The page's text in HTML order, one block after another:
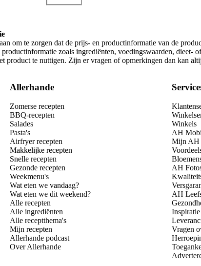
om te zorgen dat de prijs- en productinformatie van de
zoals ingrediënten, voedingswaarden, dieet-
product te nuttigen. Zijn er vragen of opmerkingen dan kan
Allerhande
Zomerse recepten
BBQ-recepten
Salades
Pasta's
Airfryer recepten
Makkelijke recepten
Snelle recepten
Gezonde recepten
Weekmenu's
Wat eten we vandaag?
Wat eten we dit weekend?
Alle recepten
Alle ingrediënten
Alle receptthema's
Mijn recepten
Allerhande podcast
Over Allerhande
Winkels
AH
Mijn AH
AH
AH
Inspiratie
Vragen